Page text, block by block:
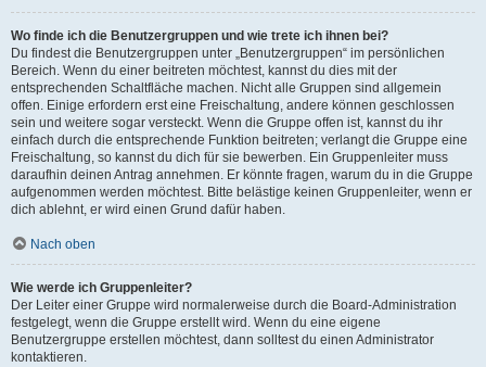
Wo finde ich die Benutzergruppen und wie trete ich ihnen bei?
Du findest die Benutzergruppen unter „Benutzergruppen“ im persönlichen
Bereich. Wenn du einer beitreten möchtest, kannst du dies mit der
entsprechenden Schaltfläche machen. Nicht alle Gruppen sind allgemein
offen. Einige erfordern erst eine Freischaltung, andere können geschlossen
sein und weitere sogar versteckt. Wenn die Gruppe offen ist, kannst du ihr
einfach durch die entsprechende Funktion beitreten; verlangt die Gruppe eine
Freischaltung, so kannst du dich für sie bewerben. Ein Gruppenleiter muss
daraufhin deinen Antrag annehmen. Er könnte fragen, warum du in die Gruppe
aufgenommen werden möchtest. Bitte belästige keinen Gruppenleiter, wenn er
dich ablehnt, er wird einen Grund dafür haben.
Nach oben
Wie werde ich Gruppenleiter?
Der Leiter einer Gruppe wird normalerweise durch die Board-Administration
festgelegt, wenn die Gruppe erstellt wird. Wenn du eine eigene
Benutzergruppe erstellen möchtest, dann solltest du einen Administrator
kontaktieren.